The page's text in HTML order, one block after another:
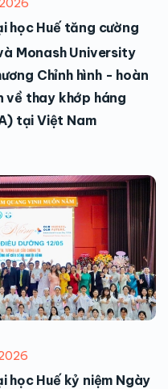
học Huế tăng cường
Monash University
Chỉnh hình - hoàn
về thay khớp háng
tại Việt Nam
học Huế kỷ niệm Ngày